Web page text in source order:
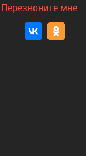
Перезвоните мне